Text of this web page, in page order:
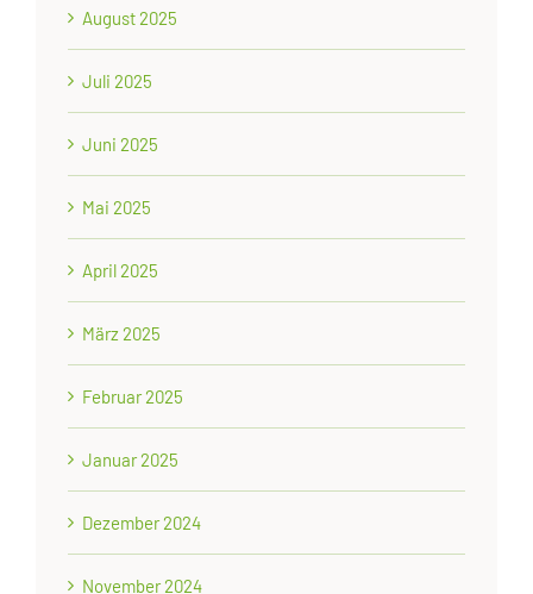
August 2025
Juli 2025
Juni 2025
Mai 2025
April 2025
März 2025
Februar 2025
Januar 2025
Dezember 2024
November 2024